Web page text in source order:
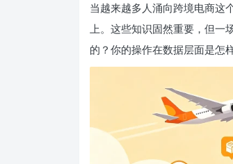
当越来越多人涌向跨境电商这
上。这些知识固然重要，但
的？你的操作在数据层面是怎